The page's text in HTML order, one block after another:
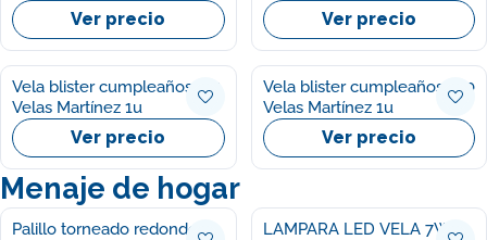
Ver precio Ver precio
Vela blister cumpleaños nº1
Velas Martínez 1u
Ver precio
Vela blister cumpleaños nº0
Velas Martínez 1u
Ver precio
Menaje de hogar
Palillo torneado redondo Ifa LAMPARA LED VELA 7W